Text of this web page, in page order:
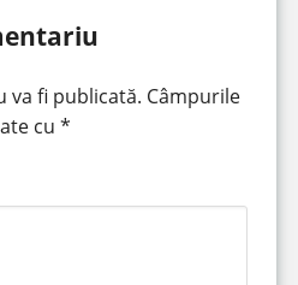
va fi publicată. Câmpurile
cu *